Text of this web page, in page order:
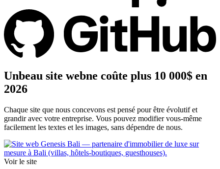
Unbeau site webne coûte plus 10 000$ en
2026
Chaque site que nous concevons est pensé pour être évolutif et
grandir avec votre entreprise. Vous pouvez modifier vous-même
facilement les textes et les images, sans dépendre de nous.
Voir le site